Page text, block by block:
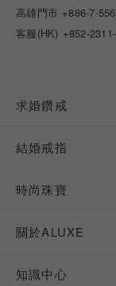
高雄門市 +886-7-
客服(HK) +852-
求婚鑽戒
結婚戒指
時尚珠寶
關於ALUXE
知識中心